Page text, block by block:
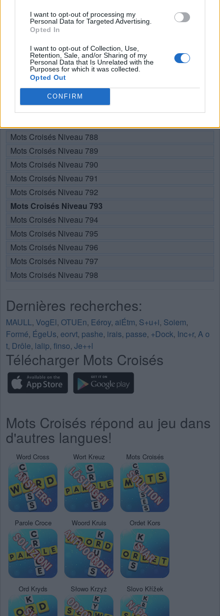
I want to opt-out of processing my
Personal Data for Targeted Advertising.
Opted In
I want to opt-out of Collection, Use,
Retention, Sale, and/or Sharing of my
Personal Data that Is Unrelated with the
Purposes for which it was collected.
Opted Out
CONFIRM
puzzle:
Sélectionnez votre puzzle:
Niveau 671
Lettres: UÉLMLAE Mots: 8
Niveau 793
Lettres: LÉLMEUA Mots: 11
Choisissez votre niveau:
Mots Croisés Niveau 788
Mots Croisés Niveau 789
Mots Croisés Niveau 790
Mots Croisés Niveau 791
Mots Croisés Niveau 792
Mots Croisés Niveau 793
Mots Croisés Niveau 794
Mots Croisés Niveau 795
Mots Croisés Niveau 796
Mots Croisés Niveau 797
Mots Croisés Niveau 798
Dernières recherches:
MAULL, VogEl, OTUEn, Eéroy, aiÉtm, S+u+i, Soiem,
Formé, ÉgeUs, eorvt, pashe, irais, passe, +Dock, Inc+r, A o
t, Drôle, lalip, finso, Je++l
Télécharger Mots Croisés
Mots Croisés répond au jeu dans
d'autres langues!
Word Cross Wort Kreuz Mots Croisés
Parole Croce Woord Kruis Ordet Kors
Ord Kryds Słowo Krzyż Slovo Křížek